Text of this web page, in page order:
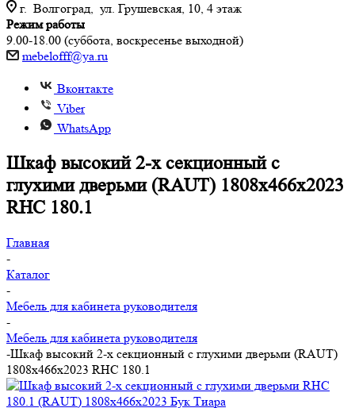
г. Волгоград, ул. Грушевская, 10, 4 этаж
Режим работы
9.00-18.00 (суббота, воскресенье выходной)
mebelofff@ya.ru
Вконтакте
Viber
WhatsApp
Шкаф высокий 2-х секционный с
глухими дверьми (RAUT) 1808x466x2023
RHC 180.1
Главная
-
Каталог
-
Мебель для кабинета руководителя
-
Мебель для кабинета руководителя
-Шкаф высокий 2-х секционный с глухими дверьми (RAUT)
1808x466x2023 RHC 180.1